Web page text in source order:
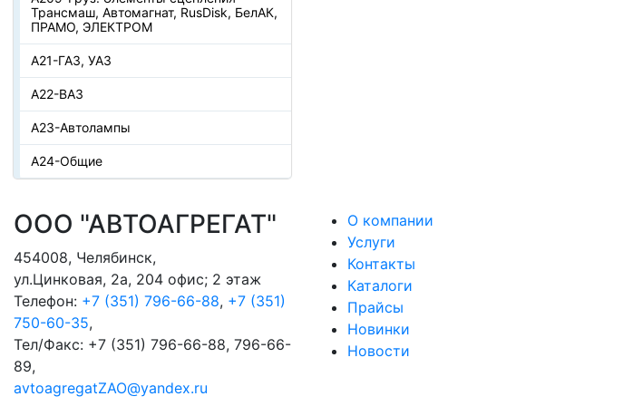
Трансмаш, Автомагнат, RusDisk, БелАК,
ПРАМО, ЭЛЕКТРОМ
А21-ГАЗ, УАЗ
А22-ВАЗ
А23-Автолампы
А24-Общие
ООО "АВТОАГРЕГАТ"
454008, Челябинск,
ул.Цинковая, 2а, 204 офис; 2 этаж
Телефон: +7 (351) 796-66-88, +7 (351)
750-60-35,
Тел/Факс: +7 (351) 796-66-88, 796-66-
89,
avtoagregatZAO@yandex.ru
О компании
Услуги
Контакты
Каталоги
Прайсы
Новинки
Новости